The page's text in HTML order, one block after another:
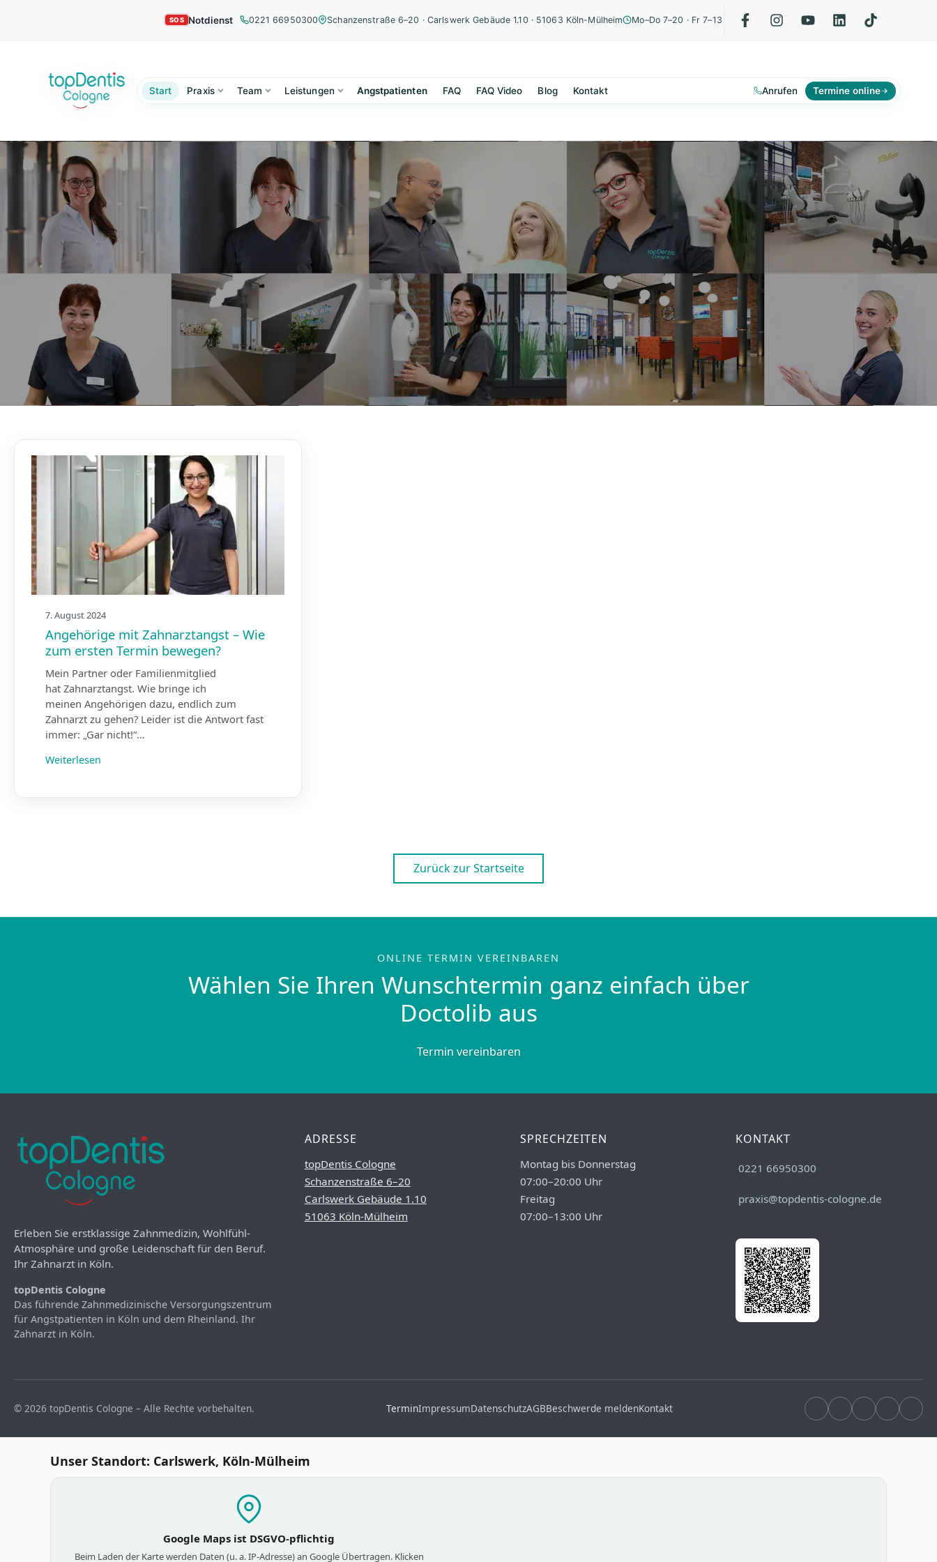
Notdienst 0221 66950300 Schanzenstraße 6–20 · Carlswerk Gebäude 1.10 · 51063 Köln-Mülheim Mo–Do 7–20 · Fr 7–13
Start Praxis Team Leistungen Angstpatienten FAQ FAQ Video Blog Kontakt Anrufen Termine online
Unser Blog
7. August 2024
Angehörige mit Zahnarztangst – Wie
zum ersten Termin bewegen?
Mein Partner oder Familienmitglied
hat Zahnarztangst. Wie bringe ich
meinen Angehörigen dazu, endlich zum
Zahnarzt zu gehen? Leider ist die Antwort fast
immer: „Gar nicht!“…
Weiterlesen
Zurück zur Startseite
ONLINE TERMIN VEREINBAREN
Wählen Sie Ihren Wunschtermin ganz einfach über
Doctolib aus
Termin vereinbaren
Erleben Sie erstklassige Zahnmedizin, Wohlfühl-
Atmosphäre und große Leidenschaft für den Beruf.
Ihr Zahnarzt in Köln.
topDentis Cologne
Das führende Zahnmedizinische Versorgungszentrum
für Angstpatienten in Köln und dem Rheinland. Ihr
Zahnarzt in Köln.
ADRESSE
topDentis Cologne
Schanzenstraße 6–20
Carlswerk Gebäude 1.10
51063 Köln-Mülheim
SPRECHZEITEN
Montag bis Donnerstag
07:00–20:00 Uhr
Freitag
07:00–13:00 Uhr
KONTAKT
0221 66950300
praxis@topdentis-cologne.de
© 2026 topDentis Cologne – Alle Rechte vorbehalten. TerminImpressumDatenschutzAGBBeschwerde meldenKontakt
Unser Standort: Carlswerk, Köln-Mülheim
Google Maps ist DSGVO-pflichtig
Beim Laden der Karte werden Daten (u. a. IP-Adresse) an Google Übertragen. Klicken